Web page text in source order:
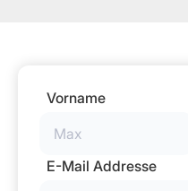
Vorname
E-Mail Addresse